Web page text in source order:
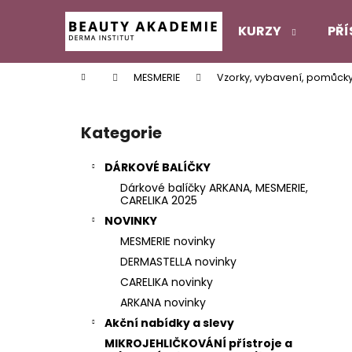
KURZY
Domů MESMERIE Vzorky, vybavení, pomůcky
Přeskočit
kategorie
Kategorie
DÁRKOVÉ BALÍČKY
Dárkové balíčky ARKANA, MESMERIE,
CARELIKA 2025
NOVINKY
MESMERIE novinky
DERMASTELLA novinky
CARELIKA novinky
ARKANA novinky
Akční nabídky a slevy
MIKROJEHLIČKOVÁNÍ přístroje a
í
Zpět
do
Zpět
do